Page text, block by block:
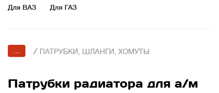
Для ВАЗ
Для ГАЗ
... / ПАТРУБКИ, ШЛАНГИ, ХОМУТЫ
Патрубки радиатора для а/м